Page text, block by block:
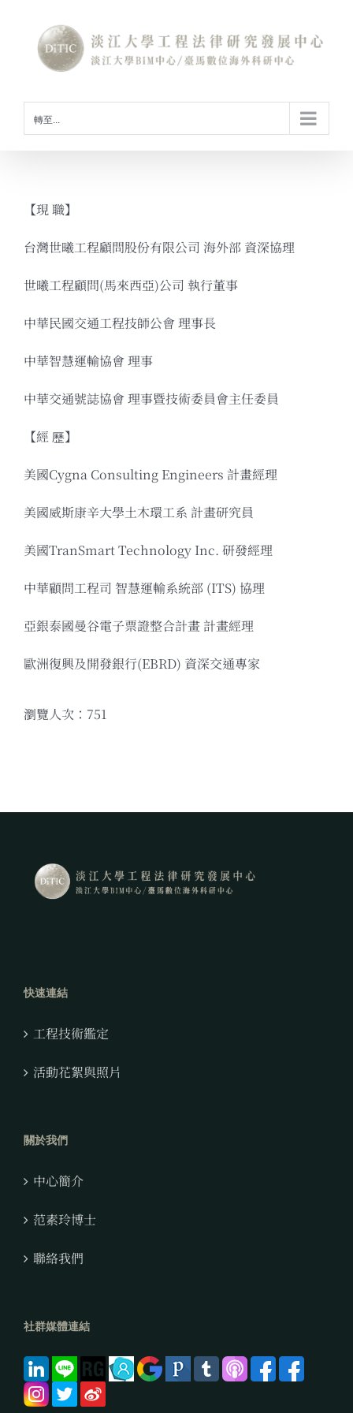
content
轉至...
【現 職】
台灣世曦工程顧問股份有限公司 海外部 資深協理
世曦工程顧問(馬來西亞)公司 執行董事
中華民國交通工程技師公會 理事長
中華智慧運輸協會 理事
中華交通號誌協會 理事暨技術委員會主任委員
【經 歷】
美國Cygna Consulting Engineers 計畫經理
美國威斯康辛大學土木環工系 計畫研究員
美國TranSmart Technology Inc. 研發經理
中華顧問工程司 智慧運輸系統部 (ITS) 協理
亞銀泰國曼谷電子票證整合計畫 計畫經理
歐洲復興及開發銀行(EBRD) 資深交通專家
瀏覽人次：751
快速連結
工程技術鑑定
活動花絮與照片
關於我們
中心簡介
范素玲博士
聯絡我們
社群媒體連結